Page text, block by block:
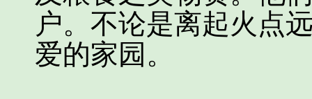
户。不论是离起火点
爱的家园。